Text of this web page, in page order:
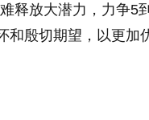
释放大潜力，力争5
和殷切期望，以更加